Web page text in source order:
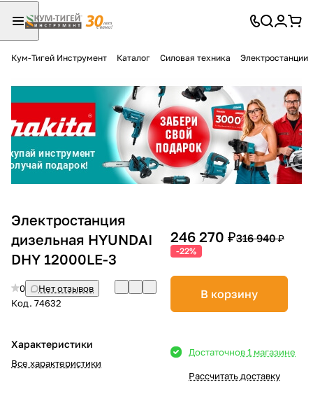
Кум-Тигей Инструмент Каталог Силовая техника Электростанции
Электростанция
дизельная HYUNDAI
DHY 12000LE-3
0
Нет отзывов
Код. 74632
Характеристики
Все характеристики
246 270 ₽316 940 ₽
-22%
В корзину
Достаточнов 1 магазине
Рассчитать доставку
Разбейте
оплатуна части
без переплат
График платежей
Сегодня
в корзину